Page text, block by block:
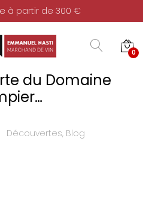
à partir de 300 €
0
du Domaine
Découvertes, Blog